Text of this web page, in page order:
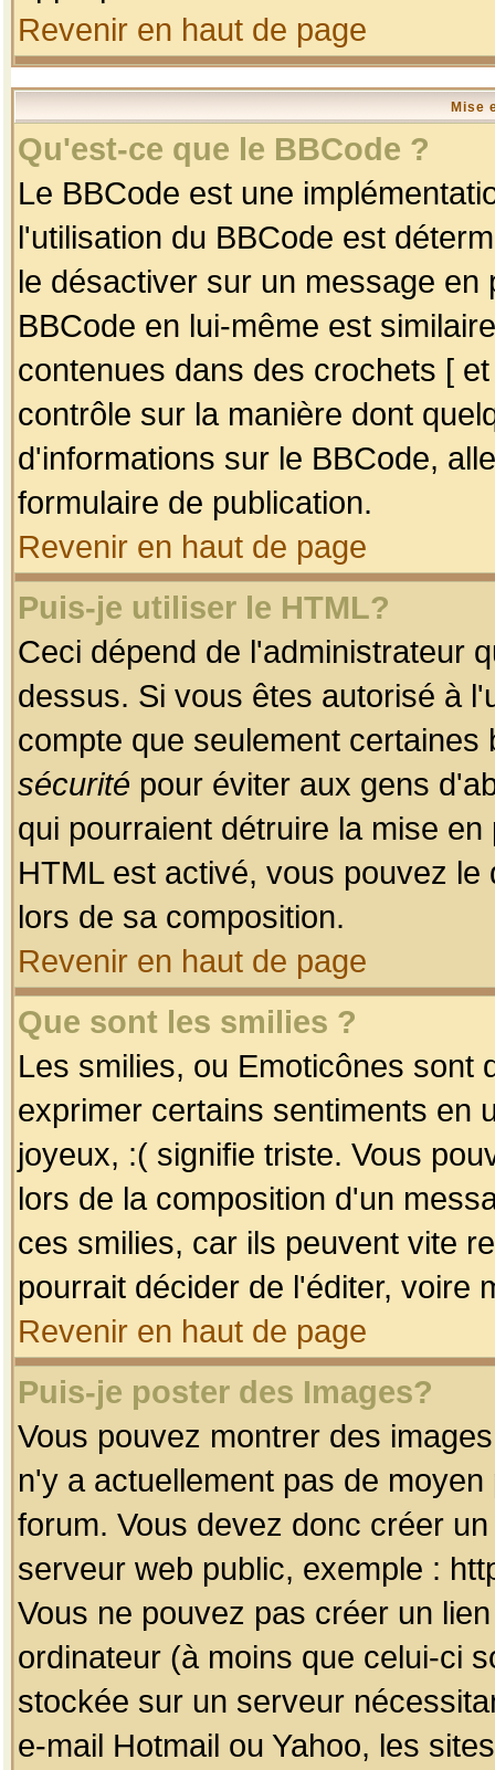
Revenir en haut de page
Mise
Qu'est-ce que le BBCode ?
Le BBCode est une
l'utilisation du BBCode est
le désactiver sur un message
BBCode en lui-même est
contenues dans des crochets [
contrôle sur la manière dont
d'informations sur le BBCode,
formulaire de publication.
Revenir en haut de page
Puis-je utiliser le HTML?
Ceci dépend de l'administrateur
dessus. Si vous êtes autorisé à
compte que seulement
sécurité pour éviter aux gens
qui pourraient détruire la mise
HTML est activé, vous pouvez
lors de sa composition.
Revenir en haut de page
Que sont les smilies ?
Les smilies, ou Emoticônes sont
exprimer certains sentiments en
joyeux, :( signifie triste. Vous
lors de la composition d'un
ces smilies, car ils peuvent vite
pourrait décider de l'éditer, voire
Revenir en haut de page
Puis-je poster des Images?
Vous pouvez montrer des
n'y a actuellement pas de
forum. Vous devez donc créer
serveur web public, exemple :
Vous ne pouvez pas créer un
ordinateur (à moins que celui-ci
stockée sur un serveur
e-mail Hotmail ou Yahoo, les